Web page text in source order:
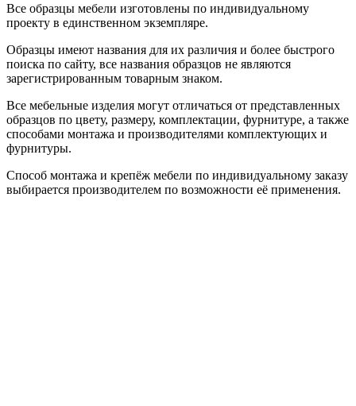
Все образцы мебели изготовлены по индивидуальному
проекту в единственном экземпляре.
Образцы имеют названия для их различия и более быстрого
поиска по сайту, все названия образцов не являются
зарегистрированным товарным знаком.
Все мебельные изделия могут отличаться от представленных
образцов по цвету, размеру, комплектации, фурнитуре, а также
способами монтажа и производителями комплектующих и
фурнитуры.
Способ монтажа и крепёж мебели по индивидуальному заказу
выбирается производителем по возможности её применения.